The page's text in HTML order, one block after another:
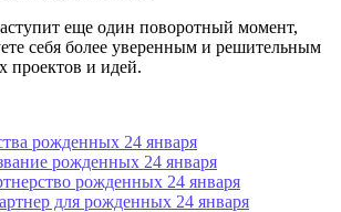
еще один поворотный момент,
себя более уверенным и решительным
проектов и идей.
рожденных 24 января
рожденных 24 января
рожденных 24 января
для рожденных 24 января